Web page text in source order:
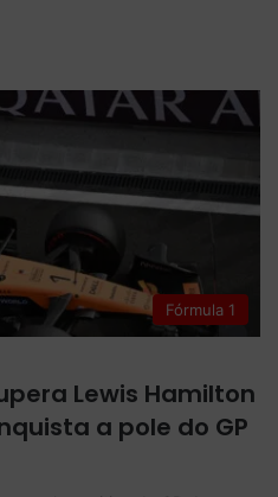
Fórmula 1
Lewis Hamilton
a pole do GP